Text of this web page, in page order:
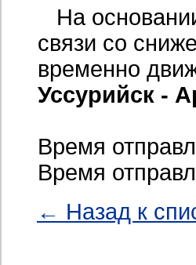
На
связи со
временно
Уссурийск -
Время
Время
← Назад к